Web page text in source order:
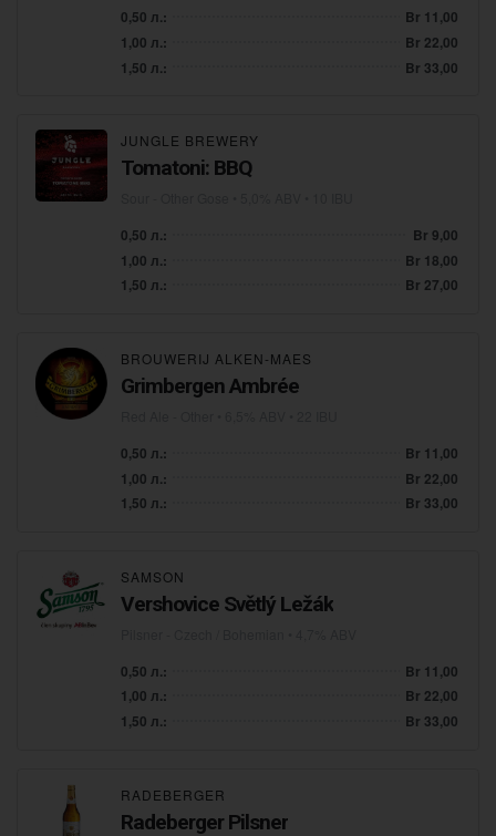
0,50 л.:
Br 11,00
1,00 л.:
Br 22,00
1,50 л.:
Br 33,00
JUNGLE BREWERY
Tomatoni: BBQ
0,50 л.:
Br 9,00
1,00 л.:
Br 18,00
1,50 л.:
Br 27,00
BROUWERIJ ALKEN-MAES
Grimbergen Ambrée
0,50 л.:
Br 11,00
1,00 л.:
Br 22,00
1,50 л.:
Br 33,00
SAMSON
Vershovice Světlý Ležák
0,50 л.:
Br 11,00
1,00 л.:
Br 22,00
1,50 л.:
Br 33,00
RADEBERGER
Radeberger Pilsner